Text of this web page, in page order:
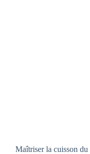
Maîtriser la cuisson du